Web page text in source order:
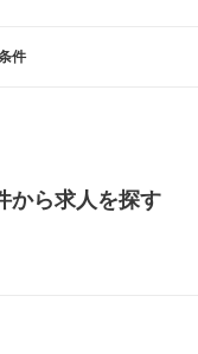
件
から求人を探す